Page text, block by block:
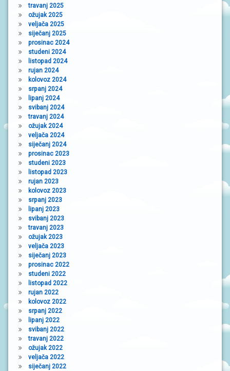
travanj 2025
ožujak 2025
veljača 2025
siječanj 2025
prosinac 2024
studeni 2024
listopad 2024
rujan 2024
kolovoz 2024
srpanj 2024
lipanj 2024
svibanj 2024
travanj 2024
ožujak 2024
veljača 2024
siječanj 2024
prosinac 2023
studeni 2023
listopad 2023
rujan 2023
kolovoz 2023
srpanj 2023
lipanj 2023
svibanj 2023
travanj 2023
ožujak 2023
veljača 2023
siječanj 2023
prosinac 2022
studeni 2022
listopad 2022
rujan 2022
kolovoz 2022
srpanj 2022
lipanj 2022
svibanj 2022
travanj 2022
ožujak 2022
veljača 2022
siječanj 2022